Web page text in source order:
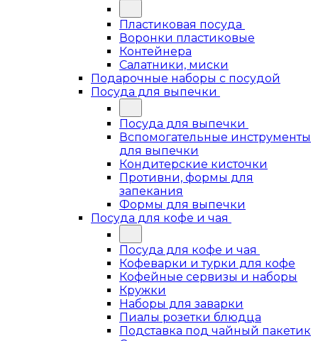
Пластиковая посуда
Воронки пластиковые
Контейнера
Салатники, миски
Подарочные наборы с посудой
Посуда для выпечки
Посуда для выпечки
Вспомогательные инструменты
для выпечки
Кондитерские кисточки
Противни, формы для
запекания
Формы для выпечки
Посуда для кофе и чая
Посуда для кофе и чая
Кофеварки и турки для кофе
Кофейные сервизы и наборы
Кружки
Наборы для заварки
Пиалы розетки блюдца
Подставка под чайный пакетик